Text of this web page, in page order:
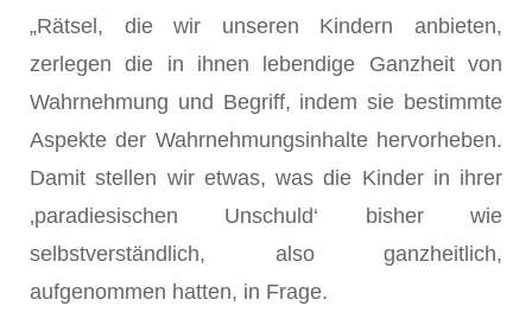
„Rätsel, die wir unseren Kindern anbieten,
zerlegen die in ihnen lebendige Ganzheit von
Wahrnehmung und Begriff, indem sie bestimmte
Aspekte der Wahrnehmungsinhalte hervorheben.
Damit stellen wir etwas, was die Kinder in ihrer
‚paradiesischen Unschuld‘ bisher wie
selbstverständlich, also ganzheitlich,
aufgenommen hatten, in Frage.